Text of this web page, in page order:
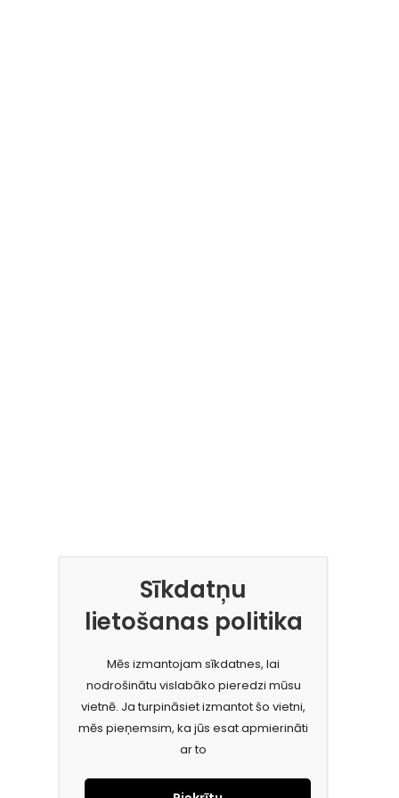
Sīkdatņu
lietošanas politika
Mēs izmantojam sīkdatnes, lai
nodrošinātu vislabāko pieredzi mūsu
vietnē. Ja turpināsiet izmantot šo vietni,
mēs pieņemsim, ka jūs esat apmierināti
ar to